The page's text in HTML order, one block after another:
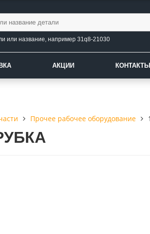
или название, например 31q8-21030
АКЦИИ КОНТАКТЫ
Прочее рабочее оборудование